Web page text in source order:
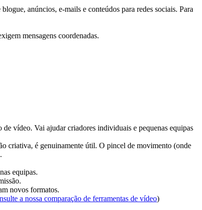
anúncios, e-mails e conteúdos para redes sociais. Para
mensagens coordenadas.
vídeo. Vai ajudar criadores individuais e pequenas equipas
criativa, é genuinamente útil. O pincel de movimento (onde
equipas.
novos formatos.
a nossa comparação de ferramentas de vídeo)